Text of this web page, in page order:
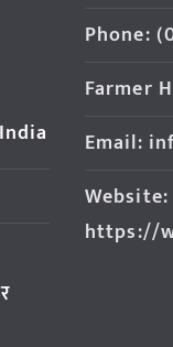
Phone:
Farmer
Email:
Website:
https://